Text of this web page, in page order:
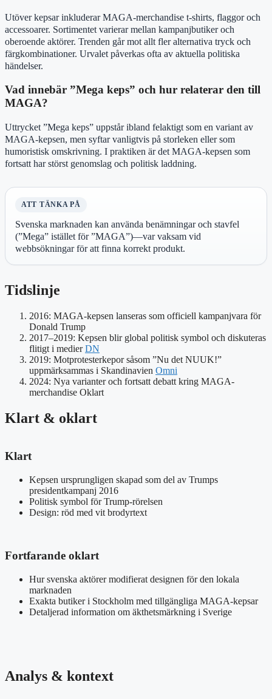
Utöver kepsar inkluderar MAGA-merchandise t-shirts, flaggor och
accessoarer. Sortimentet varierar mellan kampanjbutiker och
oberoende aktörer. Trenden går mot allt fler alternativa tryck och
färgkombinationer. Urvalet påverkas ofta av aktuella politiska
händelser.
Vad innebär ”Mega keps” och hur relaterar den till
MAGA?
Uttrycket ”Mega keps” uppstår ibland felaktigt som en variant av
MAGA-kepsen, men syftar vanligtvis på storleken eller som
humoristisk omskrivning. I praktiken är det MAGA-kepsen som
fortsatt har störst genomslag och politisk laddning.
ATT TÄNKA PÅ
Svenska marknaden kan använda benämningar och stavfel
(”Mega” istället för ”MAGA”)—var vaksam vid
webbsökningar för att finna korrekt produkt.
Tidslinje
2016: MAGA-kepsen lanseras som officiell kampanjvara för
Donald Trump
2017–2019: Kepsen blir global politisk symbol och diskuteras
flitigt i medierDN
2019: Motprotesterkepor såsom ”Nu det NUUK!”
uppmärksammas i Skandinavien Omni
2024: Nya varianter och fortsatt debatt kring MAGA-
merchandise Oklart
Klart & oklart
Klart
Kepsen ursprungligen skapad som del av Trumps
presidentkampanj 2016
Politisk symbol för Trump-rörelsen
Design: röd med vit brodyrtext
Fortfarande oklart
Hur svenska aktörer modifierat designen för den lokala
marknaden
Exakta butiker i Stockholm med tillgängliga MAGA-kepsar
Detaljerad information om äkthetsmärkning i Sverige
Analys & kontext